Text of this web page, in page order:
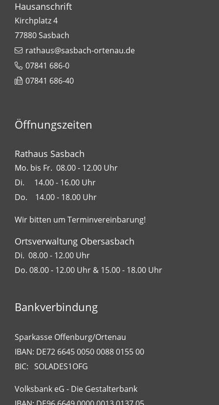
Hausanschrift
Kirchplatz 4
77880Sasbach
rathaus@sasbach-ortenau.de
07841 686-0
07841 686-40
Öffnungszeiten
Rathaus Sasbach
Mo. bis Fr. 08.00 - 12.00 Uhr
Di. 14.00 - 16.00 Uhr
Do. 14.00 - 18.00 Uhr
Wir bitten um Terminvereinbarung!
Ortsverwaltung Obersasbach
Di. 08.00 - 12.00 Uhr
Do. 08.00 - 12.00 Uhr & 15.00 - 18.00 Uhr
Bankverbindung
Sparkasse Offenburg/Ortenau
IBAN: DE72 6645 0050 0088 0155 00
BIC: SOLADES1OFG
Volksbank eG - Die Gestalterbank